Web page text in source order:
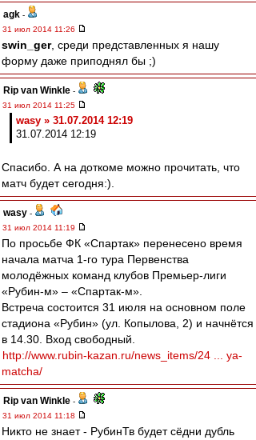
agk -
31 июл 2014 11:26
swin_ger, среди представленных я нашу
форму даже приподнял бы ;)
Rip van Winkle -
31 июл 2014 11:25
wasy » 31.07.2014 12:19
31.07.2014 12:19
Спасибо. А на доткоме можно прочитать, что
матч будет сегодня:).
wasy -
31 июл 2014 11:19
По просьбе ФК «Спартак» перенесено время
начала матча 1-го тура Первенства
молодёжных команд клубов Премьер-лиги
«Рубин-м» – «Спартак-м».
Встреча состоится 31 июля на основном поле
стадиона «Рубин» (ул. Копылова, 2) и начнётся
в 14.30. Вход свободный.
http://www.rubin-kazan.ru/news_items/24 ... ya-
matcha/
Rip van Winkle -
31 июл 2014 11:18
Никто не знает - РубинТв будет сёдни дубль